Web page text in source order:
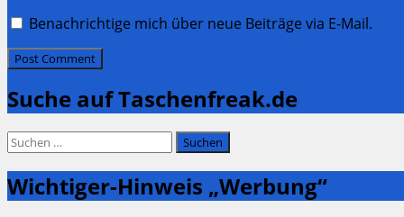
Benachrichtige mich über neue Beiträge via E-Mail.
Suche auf Taschenfreak.de
Suchen
Wichtiger-Hinweis „Werbung“